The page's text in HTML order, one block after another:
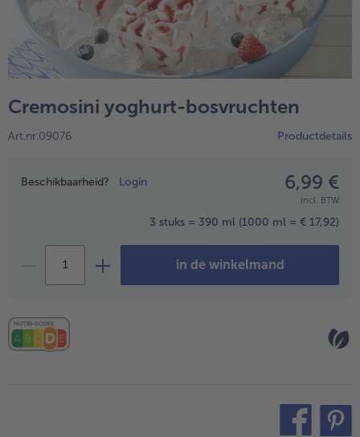
High Protein
alleHigh Protein
Veggie & Vegan
Cremosini yoghurt-bosvruchten
Art.nr.09076 Productdetails
Prijsopgave
Beschikbaarheid? Login 6,99 €
incl. BTW
3 stuks = 390 ml (1000 ml = € 17,92)
in de winkelmand